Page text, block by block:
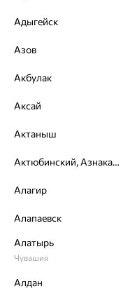
Размеры:
18
от 12 207
Адыгейск
Азов
Акбулак
Аксай
Актаныш
Актюбинский, Азнакаевский район
Алагир
Алапаевск
Алатырь
Чувашия
Алдан